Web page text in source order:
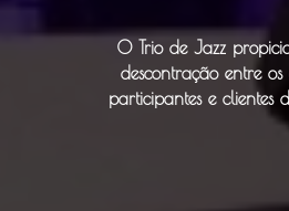
O Trio de Jazz
descontração entre os
participantes e clientes